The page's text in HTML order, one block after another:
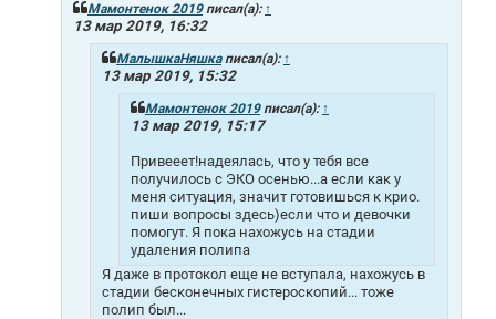
Мамонтенок 2019писал(а): ↑
13 мар 2019, 16:32
МалышкаНяшкаписал(а): ↑
13 мар 2019, 15:32
Мамонтенок 2019писал(а): ↑
13 мар 2019, 15:17
Привееет!надеялась, что у тебя все
получилось с ЭКО осенью...а если как у
меня ситуация, значит готовишься к крио.
пиши вопросы здесь)если что и девочки
помогут. Я пока нахожусь на стадии
удаления полипа
Я даже в протокол еще не вступала, нахожусь в
стадии бесконечных гистероскопий... тоже
полип был...